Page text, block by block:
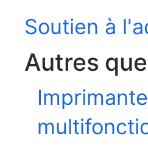
Soutien à
Autres